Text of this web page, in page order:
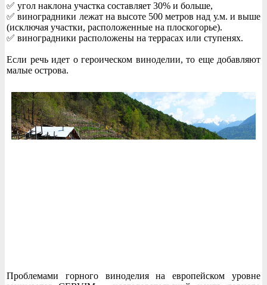
✅ угол наклона участка составляет 30% и больше,
✅ виноградники лежат на высоте 500 метров над у.м. и выше
(исключая участки, расположенные на плоскогорье).
✅ виноградники расположены на террасах или ступенях.
Если речь идет о героическом виноделии, то еще добавляют
малые острова.
Проблемами горного виноделия на европейском уровне